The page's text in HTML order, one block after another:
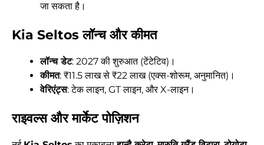
जा सकता है।
Kia Seltos लॉन्च और कीमत
लॉन्च डेट: 2027 की शुरुआत (टेंटेटिव)।
कीमत: ₹11.5 लाख से ₹22 लाख (एक्स-शोरूम, अनुमानित)।
वेरिएंट्स: टेक लाइन, GT लाइन, और X-लाइन।
राइवल्स और मार्केट पोज़िशन